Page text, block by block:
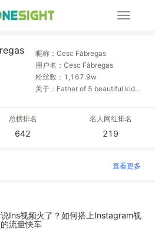
展
昵称：Cesc Fàbregas
用户名：Cesc Fàbregas
粉丝数：1,167.9w
关于：Father of 5 beautiful kids.
总榜排名
642
名人网红排名
219
查看更多
Ins视频火了？如何搭上Instagram视
流量快车